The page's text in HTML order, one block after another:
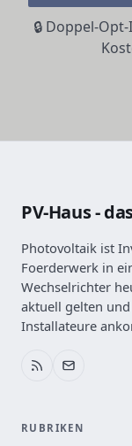
🔒 Doppel-
PV-Haus -
Photovoltaik ist
Foerderwerk in
Wechselrichter
aktuell gelten
Installateure
RUBRIKEN